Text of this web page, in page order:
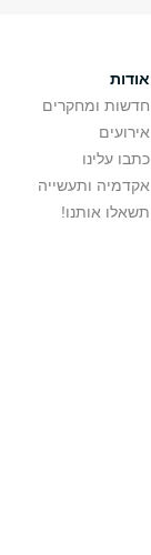
אודות
חדשות ומחקרים
אירועים
כתבו עלינו
אקדמיה ותעשייה
תשאלו אותנו!